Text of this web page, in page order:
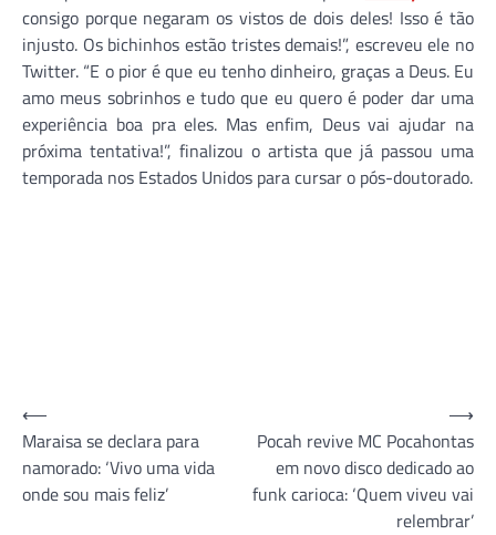
consigo porque negaram os vistos de dois deles! Isso é tão
injusto. Os bichinhos estão tristes demais!”, escreveu ele no
Twitter. “E o pior é que eu tenho dinheiro, graças a Deus. Eu
amo meus sobrinhos e tudo que eu quero é poder dar uma
experiência boa pra eles. Mas enfim, Deus vai ajudar na
próxima tentativa!”, finalizou o artista que já passou uma
temporada nos Estados Unidos para cursar o pós-doutorado.
Navegação
de
Post
⟵
Maraisa se declara para
namorado: ‘Vivo uma vida
onde sou mais feliz’
Pocah revive MC Pocahontas
em novo disco dedicado ao
funk carioca: ‘Quem viveu vai
relembrar’
⟶